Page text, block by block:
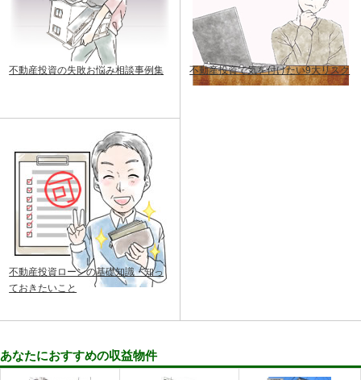
不動産投資の失敗お悩み相談事例集 不動産投資で気を付けたい9大リスク
不動産投資ローンの基礎知識・知っ
ておきたいこと
あなたにおすすめの収益物件